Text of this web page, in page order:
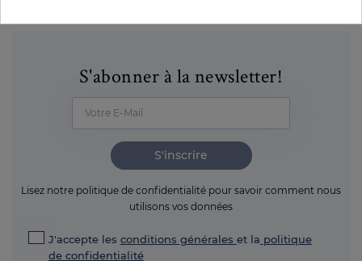
S'abonner à la newsletter!
S'inscrire
Lisez notre politique de confidentialité pour savoir comment nous
utilisons vos données
J'accepte les conditions générales et la politique
de confidentialité